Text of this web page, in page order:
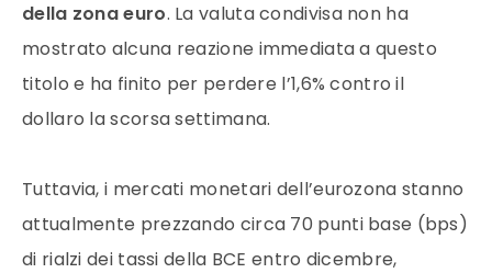
della zona euro. La valuta condivisa non ha
mostrato alcuna reazione immediata a questo
titolo e ha finito per perdere l’1,6% contro il
dollaro la scorsa settimana.
Tuttavia, i mercati monetari dell’eurozona stanno
attualmente prezzando circa 70 punti base (bps)
di rialzi dei tassi della BCE entro dicembre,